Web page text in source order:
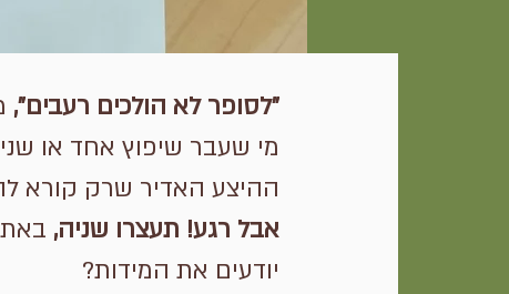
"לסופר לא הולכים רעבים",
מי שעבר שיפוץ אחד או
ההיצע האדיר שרק קורא
אבל רגע! תעצרו שניה,
יודעים את המידות?